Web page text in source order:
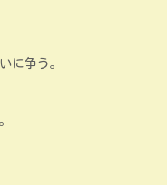
に争う。